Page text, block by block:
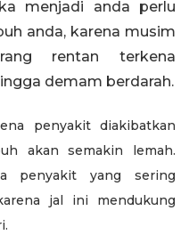
menjadi anda perlu
anda, karena musim
rentan terkena
demam berdarah.
penyakit diakibatkan
akan semakin lemah.
penyakit yang sering
jal ini mendukung